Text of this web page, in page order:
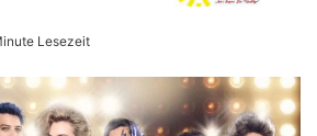
Lesezeit